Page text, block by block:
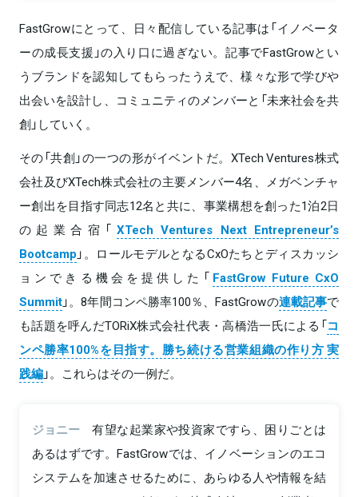
FastGrowにとって、日々配信している記事は「イノベータ
ーの成長支援」の入り口に過ぎない。記事でFastGrowとい
うブランドを認知してもらったうえで、様々な形で学びや
出会いを設計し、コミュニティのメンバーと「未来社会を共
創」していく。
その「共創」の一つの形がイベントだ。XTech Ventures株式
会社及びXTech株式会社の主要メンバー4名、メガベンチャ
ー創出を目指す同志12名と共に、事業構想を創った1泊2日
の起業合宿「 XTech Ventures Next Entrepreneur’s
Bootcamp 」。ロールモデルとなるCxOたちとディスカッシ
ョンできる機会を提供した「 FastGrow Future CxO
Summit」。8年間コンペ勝率100％、FastGrowの連載記事で
も話題を呼んだTORiX株式会社代表・高橋浩一氏による「コ
ンペ勝率100%を目指す。勝ち続ける営業組織の作り方 実
践編」。これらはその一例だ。
ジョニー
有望な起業家や投資家ですら、困りごとは
あるはずです。FastGrowでは、イノベーションのエコ
システムを加速させるために、あらゆる人や情報を結